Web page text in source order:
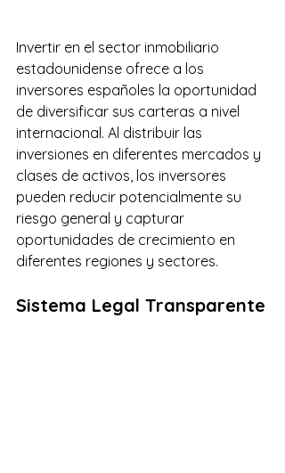
Invertir en el sector inmobiliario
estadounidense ofrece a los
inversores españoles la oportunidad
de diversificar sus carteras a nivel
internacional. Al distribuir las
inversiones en diferentes mercados y
clases de activos, los inversores
pueden reducir potencialmente su
riesgo general y capturar
oportunidades de crecimiento en
diferentes regiones y sectores.
Sistema Legal Transparente